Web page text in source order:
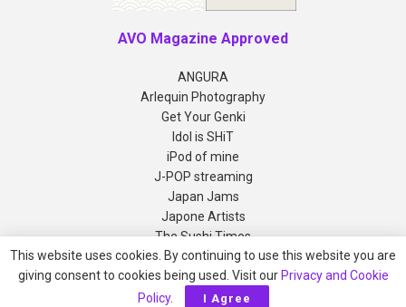
AVO Magazine Approved
ANGURA
Arlequin Photography
Get Your Genki
Idol is SHiT
iPod of mine
J-POP streaming
Japan Jams
Japone Artists
The Sushi Times
Copyright © 2012-2026 AVO Magazine
This website uses cookies. By continuing to use this website you are
giving consent to cookies being used. Visit our Privacy and Cookie
Policy. I Agree